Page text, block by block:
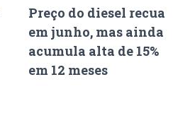
Preço do diesel recua
em junho, mas ainda
acumula alta de 15%
em 12 meses